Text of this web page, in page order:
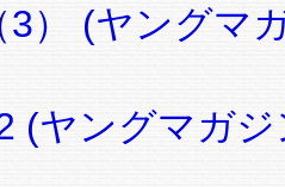
3） (ヤングマ
(ヤングマガ